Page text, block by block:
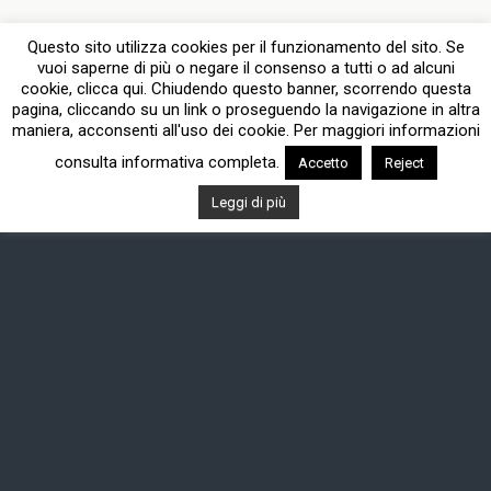
Questo sito utilizza cookies per il funzionamento del sito. Se
vuoi saperne di più o negare il consenso a tutti o ad alcuni
cookie, clicca qui. Chiudendo questo banner, scorrendo questa
pagina, cliccando su un link o proseguendo la navigazione in altra
maniera, acconsenti all'uso dei cookie. Per maggiori informazioni
consulta informativa completa.
Accetto Reject
Leggi di più